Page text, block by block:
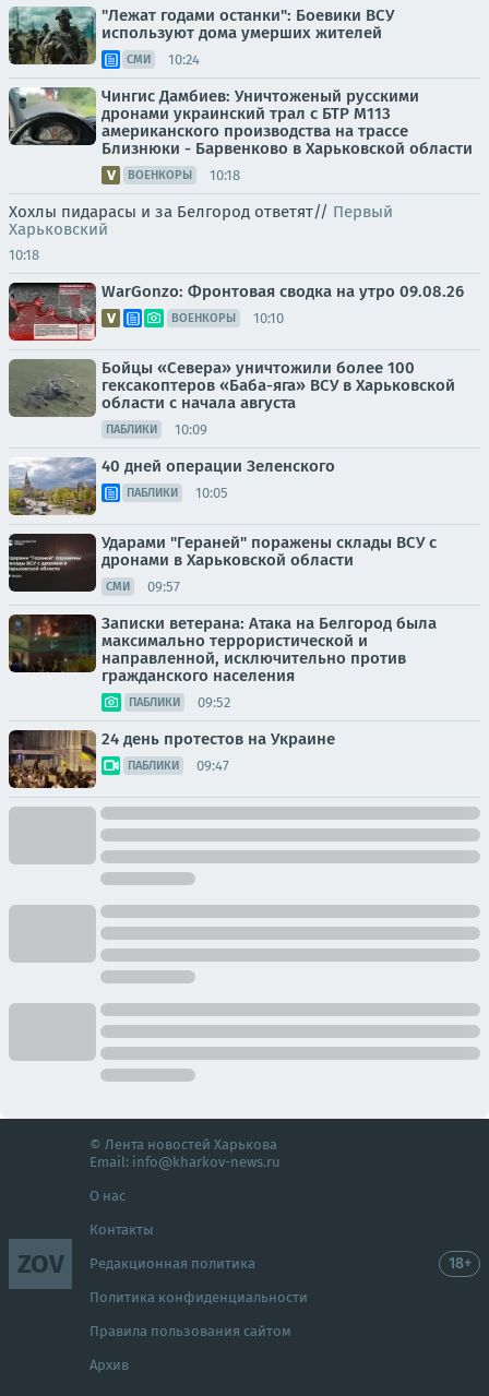
"Лежат годами останки": Боевики ВСУ
используют дома умерших жителей
СМИ 10:24
Чингис Дамбиев: Уничтоженый русскими
дронами украинский трал с БТР М113
американского производства на трассе
Близнюки - Барвенково в Харьковской области
ВОЕНКОРЫ 10:18
Хохлы пидарасы и за Белгород ответят// Первый
Харьковский
10:18
WarGonzo: Фронтовая сводка на утро 09.08.26
ВОЕНКОРЫ 10:10
Бойцы «Севера» уничтожили более 100
гексакоптеров «Баба-яга» ВСУ в Харьковской
области с начала августа
ПАБЛИКИ 10:09
40 дней операции Зеленского
ПАБЛИКИ 10:05
Ударами "Гераней" поражены склады ВСУ с
дронами в Харьковской области
СМИ 09:57
Записки ветерана: Атака на Белгород была
максимально террористической и
направленной, исключительно против
гражданского населения
ПАБЛИКИ 09:52
24 день протестов на Украине
ПАБЛИКИ 09:47
ZOV
© Лента новостей Харькова
Email: info@kharkov-news.ru
О нас
Контакты
Редакционная политика
Политика конфиденциальности
Правила пользования сайтом
Архив
18+